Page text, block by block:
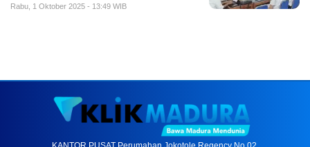
Rabu, 1 Oktober 2025 - 13:49 WIB